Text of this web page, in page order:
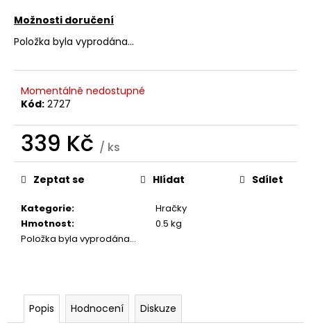
Možnosti doručení
Položka byla vyprodána…
Momentálně nedostupné
Kód: 2727
339 Kč / ks
Měrná
cena:
Kategorie:
Hračky
Hmotnost:
0.5 kg
Položka byla vyprodána…
Zeptat se Hlídat Sdílet
Popis Hodnocení Diskuze
D
o
p
r
u
č
e
m
e
VELKÉ
RODINNÉ
3D
Kč
Původně:
1